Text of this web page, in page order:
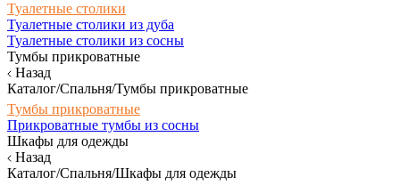
Туалетные столики
Туалетные столики из дуба
Туалетные столики из сосны
Тумбы прикроватные
Назад
Каталог/Спальня/Тумбы прикроватные
Тумбы прикроватные
Прикроватные тумбы из сосны
Шкафы для одежды
Назад
Каталог/Спальня/Шкафы для одежды